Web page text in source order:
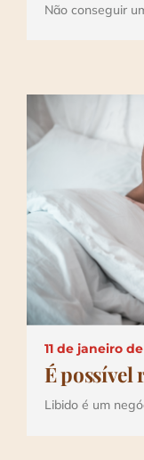
Não conseguir
11 de janeiro
É possível
Libido é um